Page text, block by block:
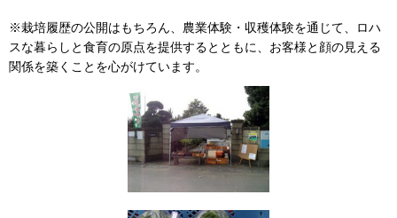
※栽培履歴の公開はもちろん、農業体験・収穫体験を通じて、ロハ
スな暮らしと食育の原点を提供するとともに、お客様と顔の見える
関係を築くことを心がけています。